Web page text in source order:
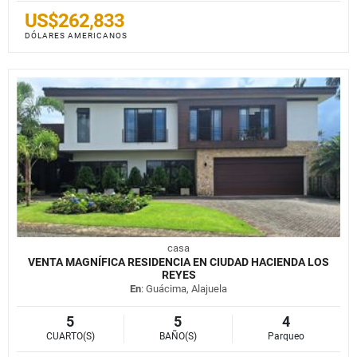
US$262,833
DÓLARES AMERICANOS
casa
VENTA MAGNÍFICA RESIDENCIA EN CIUDAD HACIENDA LOS
REYES
En: Guácima, Alajuela
5
CUARTO(S)
5
BAÑO(S)
4
Parqueo